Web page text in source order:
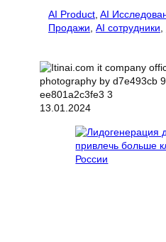
AI Product AI
Продажи AI сотрудники
13.01.2024